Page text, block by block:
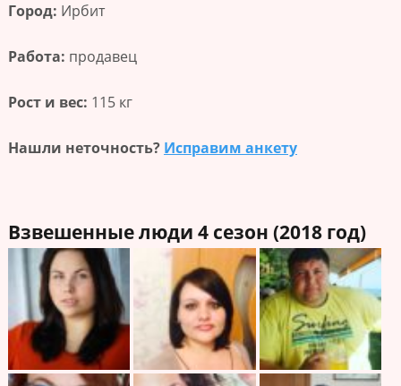
Город: Ирбит
Работа: продавец
Рост и вес: 115 кг
Нашли неточность? Исправим анкету
Взвешенные люди 4 сезон (2018 год)